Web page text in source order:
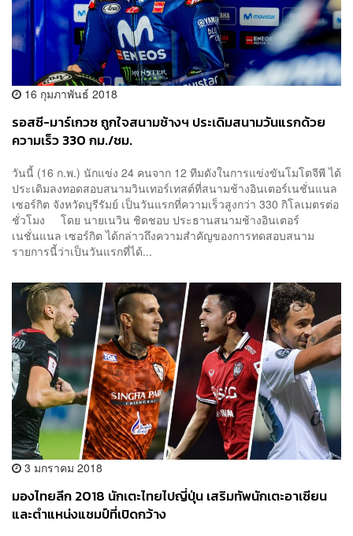
16 กุมภาพันธ์ 2018
รอสซี-มาร์เกวซ ถูกใจสนามช้างฯ ประเดิมสนามวันแรกด้วย
ความเร็ว 330 กม./ชม.
วันนี้ (16 ก.พ.) นักแข่ง 24 คนจาก 12 ทีมดังในการแข่งขันโมโตจีพี ได้
ประเดิมลงทอดสอบสนามวินเทอร์เทสต์ที่สนามช้างอินเตอร์เนชั่นแนล
เซอร์กิต จังหวัดบุรีรัมย์ เป็นวันแรกที่ความเร็วสูงกว่า 330 กิโลเมตรต่อ
ชั่วโมง โดย นายเนวิน ชิดชอบ ประธานสนามช้างอินเตอร์
เนชั่นแนล เซอร์กิต ได้กล่าวถึงความสำคัญของการทดสอบสนาม
รายการนี้ว่าเป็นวันแรกที่ได้...
3 มกราคม 2018
มองไทยลีก 2018 นักเตะไทยไปญี่ปุ่น เสริมทัพนักเตะอาเซียน
และตำแหน่งแชมป์ที่เปิดกว้าง